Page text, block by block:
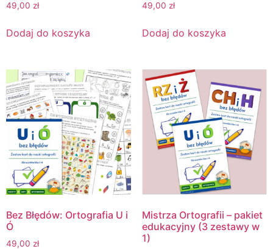
49,00 zł
Dodaj do koszyka
49,00 zł
Dodaj do koszyka
Bez Błędów: Ortografia U i
Ó
49,00 zł
Mistrza Ortografii – pakiet
edukacyjny (3 zestawy w
1)